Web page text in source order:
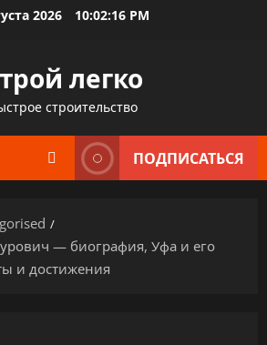
2026 10:02:17 PM
легко
строительство
ПОДПИСАТЬСЯ
— биография, Уфа и его
и достижения